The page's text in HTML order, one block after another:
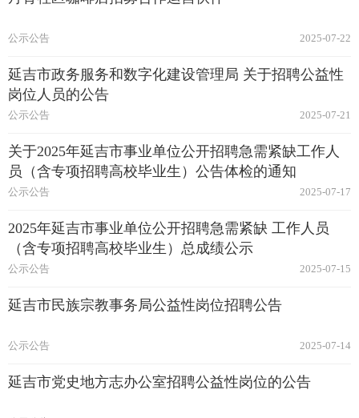
2025-07-22
公示公告
延吉市政务服务和数字化建设管理局 关于招聘公益性
岗位人员的公告
2025-07-21
公示公告
关于2025年延吉市事业单位公开招聘急需紧缺工作人
员（含专项招聘高校毕业生）公告体检的通知
2025-07-17
公示公告
2025年延吉市事业单位公开招聘急需紧缺 工作人员
（含专项招聘高校毕业生）总成绩公示
2025-07-15
公示公告
延吉市民族宗教事务局公益性岗位招聘公告
2025-07-14
公示公告
延吉市党史地方志办公室招聘公益性岗位的公告